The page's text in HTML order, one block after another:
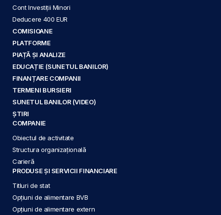
Cont Investiții Minori
Deducere 400 EUR
COMISIOANE
PLATFORME
PIAȚĂ ȘI ANALIZE
EDUCAȚIE (SUNETUL BANILOR)
FINANȚARE COMPANII
TERMENI BURSIERI
SUNETUL BANILOR (VIDEO)
ȘTIRI
COMPANIE
Obiectul de activitate
Structura organizațională
Carieră
PRODUSE ȘI SERVICII FINANCIARE
Titluri de stat
Opțiuni de alimentare BVB
Opțiuni de alimentare extern